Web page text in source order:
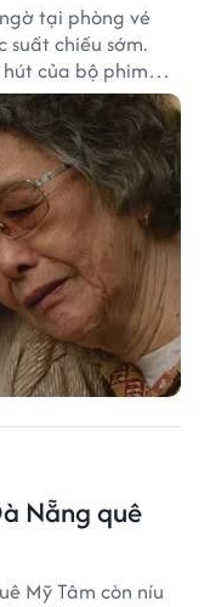
tại phòng vé
suất chiếu sớm.
của bộ phim
tỷ đồng ở nước
Nẵng quê
Mỹ Tâm còn níu